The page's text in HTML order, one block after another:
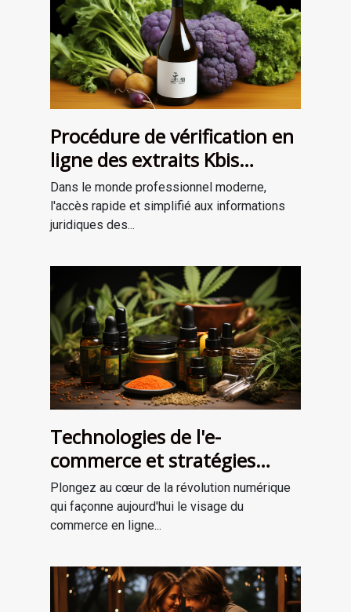
Procédure de vérification en
ligne des extraits Kbis
gratuits : guide pratique
Dans le monde professionnel moderne,
l'accès rapide et simplifié aux informations
juridiques des...
Technologies de l'e-
commerce et stratégies
marketing pour le CBD lors
du Black Friday
Plongez au cœur de la révolution numérique
qui façonne aujourd'hui le visage du
commerce en ligne...